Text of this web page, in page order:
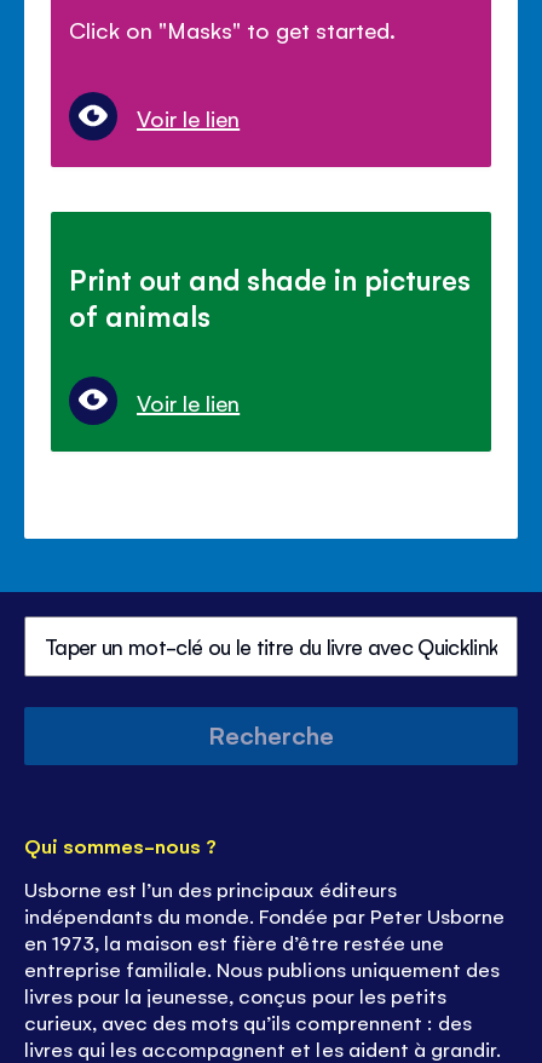
Click on "Masks" to get started.
Voir le lien
Print out and shade in pictures
of animals
Voir le lien
Recherche
Qui sommes-nous ?
Usborne est l’un des principaux éditeurs
indépendants du monde. Fondée par Peter Usborne
en 1973, la maison est fière d’être restée une
entreprise familiale. Nous publions uniquement des
livres pour la jeunesse, conçus pour les petits
curieux, avec des mots qu’ils comprennent : des
livres qui les accompagnent et les aident à grandir.